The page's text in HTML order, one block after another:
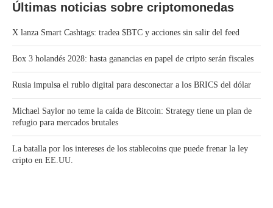
Últimas noticias sobre criptomonedas
X lanza Smart Cashtags: tradea $BTC y acciones sin salir del feed
Box 3 holandés 2028: hasta ganancias en papel de cripto serán fiscales
Rusia impulsa el rublo digital para desconectar a los BRICS del dólar
Michael Saylor no teme la caída de Bitcoin: Strategy tiene un plan de
refugio para mercados brutales
La batalla por los intereses de los stablecoins que puede frenar la ley
cripto en EE.UU.